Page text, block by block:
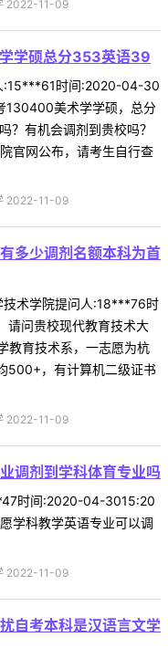
2022-11-09
学硕总分353英语39
:15***61时间:2020-04-30
130400美术学学硕，总分
？有机会调剂到贵校吗？
官网公布，请考生自行查
2022-11-09
多少调剂名额本科为首
技术学院提问人:18***76时
问贵校现代教育技术大
教育技术系，一志愿为杭
500+，有计算机二级证书
2022-11-09
调剂到学科体育专业吗
时间:2020-04-3015:20
学科教学英语专业可以调
2022-11-09
自考本科是汉语言文学